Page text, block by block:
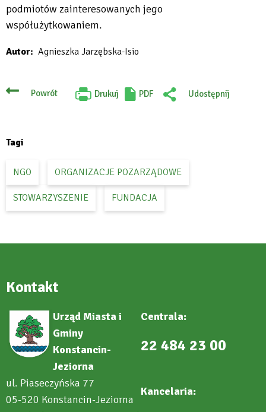
podmiotów zainteresowanych jego
współużytkowaniem.
Autor Agnieszka Jarzębska-Isio
Powrót Drukuj
Will
PDF
Udostępnij
Tagi
NGO ORGANIZACJE POZARZĄDOWE
STOWARZYSZENIE FUNDACJA
Kontakt
Urząd Miasta i
Gminy
Konstancin-
Jeziorna
ul. Piaseczyńska 77
05-520 Konstancin-Jeziorna
Centrala:
22 484 23 00
Kancelaria: